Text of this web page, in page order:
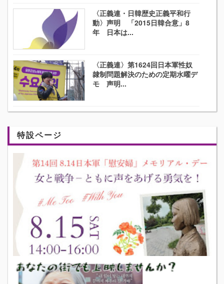
〈正義連・日韓歴史正義平和行
動〉声明 「2015日韓合意」8
年 日本は...
〈正義連〉第1624回日本軍性奴
隷制問題解決のための定期水曜デ
モ 声明...
特設ページ